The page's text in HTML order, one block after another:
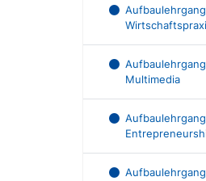
Multimedia